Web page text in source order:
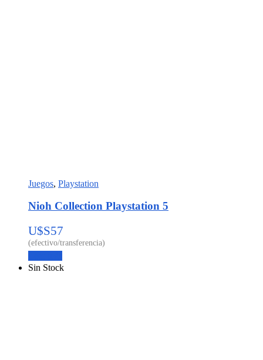
Juegos, Playstation
Nioh Collection Playstation 5
U$S57
Sin Stock